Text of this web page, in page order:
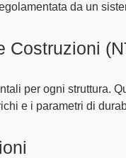
da un
Costruzioni
per ogni struttura.
e i parametri di